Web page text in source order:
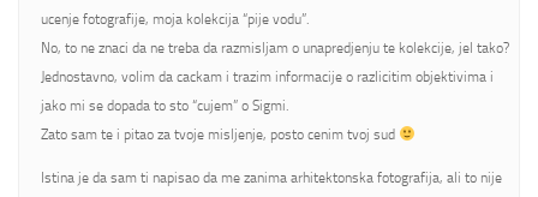
ucenje fotografije, moja kolekcija “pije vodu”.
No, to ne znaci da ne treba da razmisljam o unapredjenju te kolekcije, jel tako?
Jednostavno, volim da cackam i trazim informacije o razlicitim objektivima i
jako mi se dopada to sto “cujem” o Sigmi.
Zato sam te i pitao za tvoje misljenje, posto cenim tvoj sud
Istina je da sam ti napisao da me zanima arhitektonska fotografija, ali to nije